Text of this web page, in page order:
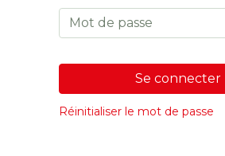
Se connecter
Réinitialiser le mot de passe